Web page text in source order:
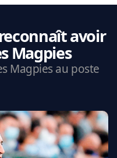
avoir
Magpies
Magpies au poste